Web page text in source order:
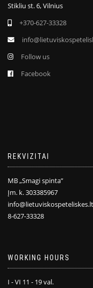
Stikliu st. 6, Vilnius
+370-627-33328
Follow us
Facebook
REKVIZITAI
MB „Smagi spinta”
Įm. k. 303385967
info@lietuviskospeteliskes.lt
8-627-33328
WORKING HOURS
I - VI 11 - 19 val.